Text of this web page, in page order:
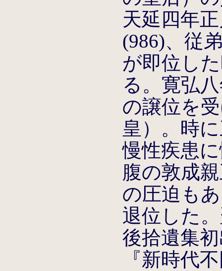
天延四年
(986)、従
が即位し
る。寛弘
の譲位を
皇）。時
慢性疾患
腹の敦成
の圧迫も
退位した
後拾遺集
『新時代